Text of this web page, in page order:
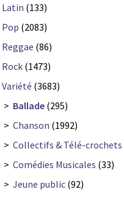
Latin (133)
Pop (2083)
Reggae (86)
Rock (1473)
Variété (3683)
> Ballade (295)
> Chanson (1992)
> Collectifs & Télé-crochets
> Comédies Musicales (33)
> Jeune public (92)